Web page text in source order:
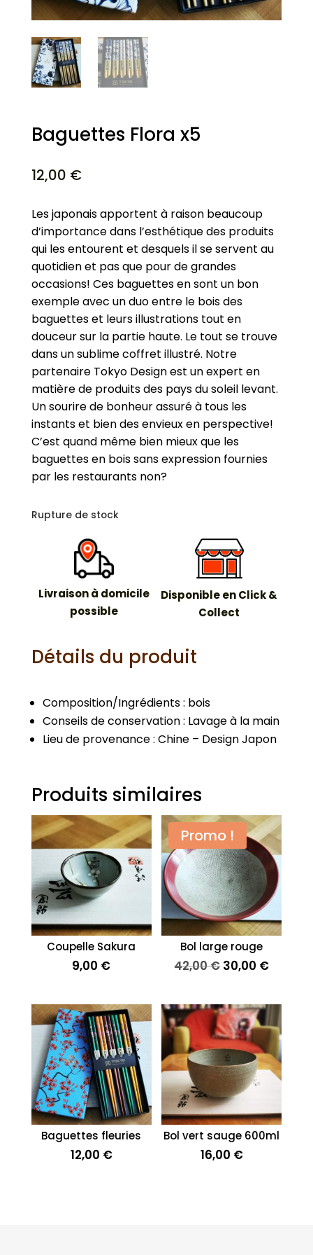
Baguettes Flora x5
12,00 €
Les japonais apportent à raison beaucoup
d’importance dans l’esthétique des produits
qui les entourent et desquels il se servent au
quotidien et pas que pour de grandes
occasions! Ces baguettes en sont un bon
exemple avec un duo entre le bois des
baguettes et leurs illustrations tout en
douceur sur la partie haute. Le tout se trouve
dans un sublime coffret illustré. Notre
partenaire Tokyo Design est un expert en
matière de produits des pays du soleil levant.
Un sourire de bonheur assuré à tous les
instants et bien des envieux en perspective!
C’est quand même bien mieux que les
baguettes en bois sans expression fournies
par les restaurants non?
Rupture de stock
Livraison à domicile
possible
Disponible en Click &
Collect
Détails du produit
Composition/Ingrédients : bois
Conseils de conservation : Lavage à la main
Lieu de provenance : Chine – Design Japon
Produits similaires
Coupelle Sakura
9,00 €
Promo !
Bol large rouge
42,00€ Le
initial
était :
42,00 €.
30,00 €Le
actuel
est :
30,00
Baguettes fleuries
12,00 €
Bol vert sauge 600ml
16,00 €